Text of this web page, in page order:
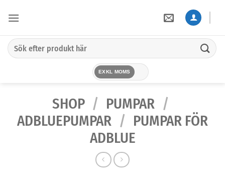
Sök
efter:
EXKL MOMS
SHOP / PUMPAR /
ADBLUEPUMPAR / PUMPAR FÖR
ADBLUE